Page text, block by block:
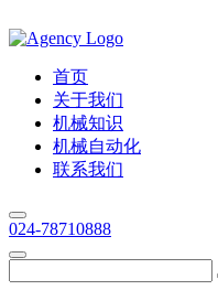
首页
关于我们
机械知识
机械自动化
联系我们
024-78710888